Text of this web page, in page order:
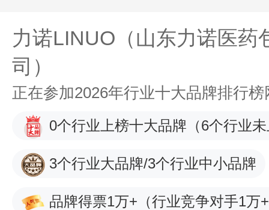
力诺LINUO（山东力诺医药
司）
正在参加2026年行业十大品牌排行
0个行业上榜十大品牌 （6个行业
3个行业大品牌/3个行业中小品牌
品牌得票1万+ （行业竞争对手1万